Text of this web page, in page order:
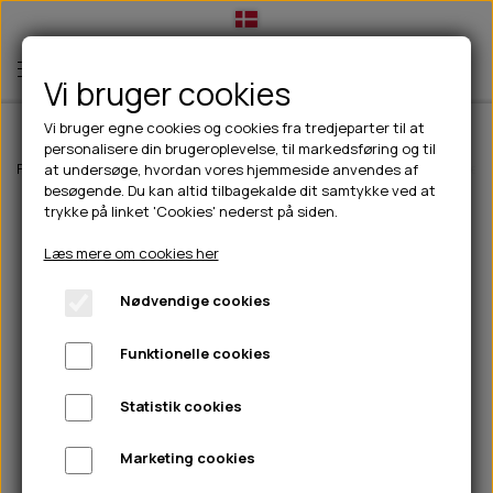
TIL HUND
💧FODER- VANDSKÅLE
CHICOPEE
GODBIDSTASKE
HALSBÅND
🦴 GODBIDDER & SNACKS
🍖 SMAGSVARIANTER
🎾 LEGETØJ
TÆNDER, ØRE, ØJE, POTER & NÆSE
🐾 UDSTYR & KOMFORT
TIL HUNDEEJER
DRIKKEFLASKER/TERMOFLASKER
HUER OG VANTER
PINEWOOD SALES
TIL KAT
TILBUD
NYHEDER
ABONNEMENT
Forside Til hunde Slik- & snusemåtter Tearrible aktivitets bamse -
Vi bruger cookies
Vi bruger egne cookies og cookies fra tredjeparter til at
personalisere din brugeroplevelse, til markedsføring og til
at undersøge, hvordan vores hjemmeside anvendes af
besøgende. Du kan altid tilbagekalde dit samtykke ved at
trykke på linket 'Cookies' nederst på siden.
Læs mere om cookies her
Nødvendige cookies
Funktionelle cookies
Statistik cookies
Marketing cookies